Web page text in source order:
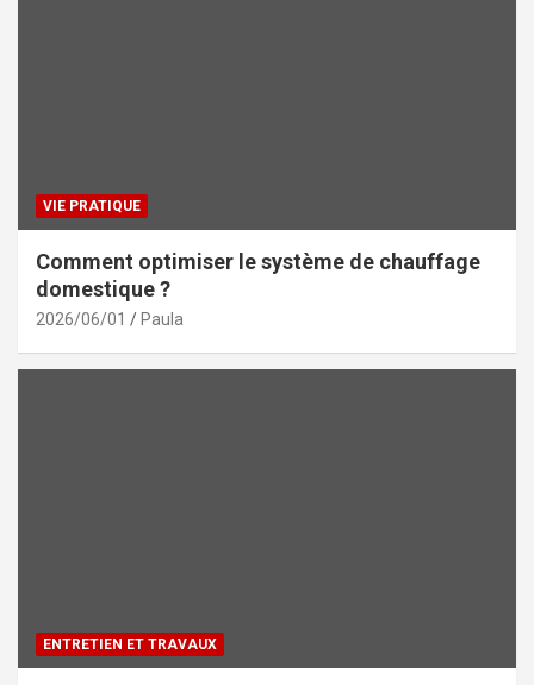
VIE PRATIQUE
Comment optimiser le système de chauffage
domestique ?
2026/06/01 Paula
ENTRETIEN ET TRAVAUX